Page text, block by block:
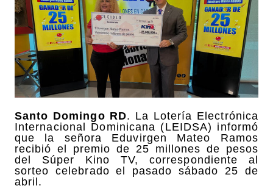
Santo Domingo RD. La Lotería Electrónica
Internacional Dominicana (LEIDSA) informó
que la señora Eduvirgen Mateo Ramos
recibió el premio de 25 millones de pesos
del Súper Kino TV, correspondiente al
sorteo celebrado el pasado sábado 25 de
abril.